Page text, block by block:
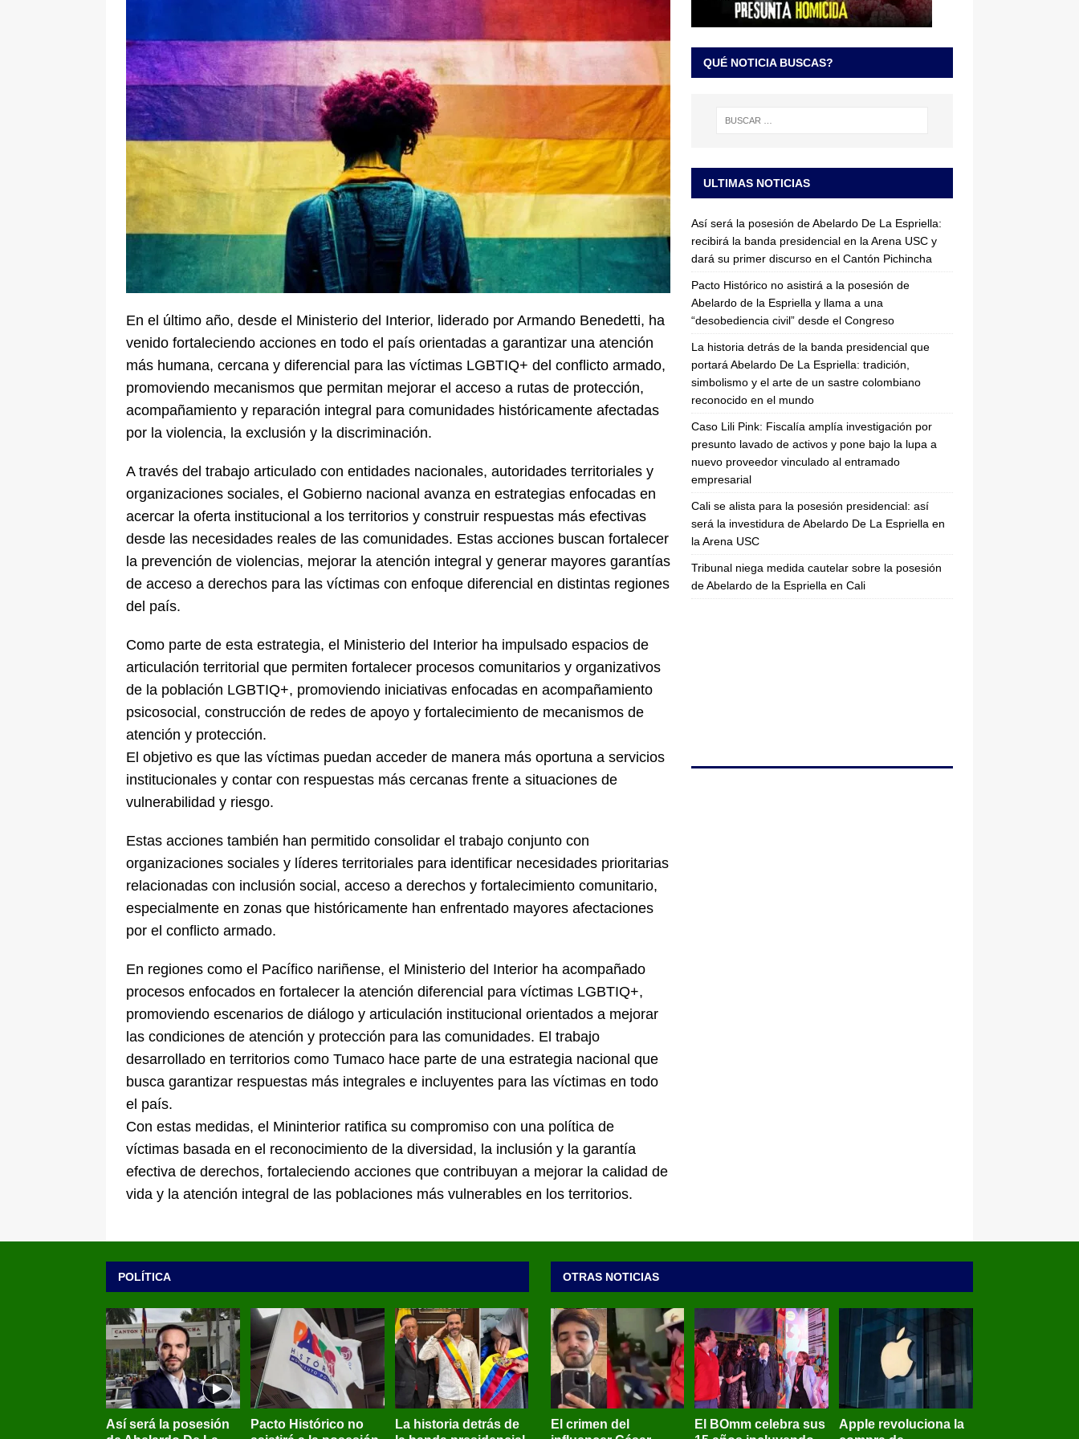
pone bajo la lupa a nuevo proveedor vinculado al entramado empresarial
[ 6 de agosto de 2026 ] Cali se alista para la posesión presidencial: así será la investidura de Abelardo
De La Espriella en la Arena USC LO ÚLTIMO
En el último año, desde el Ministerio del Interior, liderado por Armando Benedetti, ha
venido fortaleciendo acciones en todo el país orientadas a garantizar una atención
más humana, cercana y diferencial para las víctimas LGBTIQ+ del conflicto armado,
promoviendo mecanismos que permitan mejorar el acceso a rutas de protección,
acompañamiento y reparación integral para comunidades históricamente afectadas
por la violencia, la exclusión y la discriminación.
A través del trabajo articulado con entidades nacionales, autoridades territoriales y
organizaciones sociales, el Gobierno nacional avanza en estrategias enfocadas en
acercar la oferta institucional a los territorios y construir respuestas más efectivas
desde las necesidades reales de las comunidades. Estas acciones buscan fortalecer
la prevención de violencias, mejorar la atención integral y generar mayores garantías
de acceso a derechos para las víctimas con enfoque diferencial en distintas regiones
del país.
Como parte de esta estrategia, el Ministerio del Interior ha impulsado espacios de
articulación territorial que permiten fortalecer procesos comunitarios y organizativos
de la población LGBTIQ+, promoviendo iniciativas enfocadas en acompañamiento
psicosocial, construcción de redes de apoyo y fortalecimiento de mecanismos de
atención y protección.
El objetivo es que las víctimas puedan acceder de manera más oportuna a servicios
institucionales y contar con respuestas más cercanas frente a situaciones de
vulnerabilidad y riesgo.
Estas acciones también han permitido consolidar el trabajo conjunto con
organizaciones sociales y líderes territoriales para identificar necesidades prioritarias
relacionadas con inclusión social, acceso a derechos y fortalecimiento comunitario,
especialmente en zonas que históricamente han enfrentado mayores afectaciones
por el conflicto armado.
En regiones como el Pacífico nariñense, el Ministerio del Interior ha acompañado
procesos enfocados en fortalecer la atención diferencial para víctimas LGBTIQ+,
promoviendo escenarios de diálogo y articulación institucional orientados a mejorar
las condiciones de atención y protección para las comunidades. El trabajo
desarrollado en territorios como Tumaco hace parte de una estrategia nacional que
busca garantizar respuestas más integrales e incluyentes para las víctimas en todo
el país.
Con estas medidas, el Mininterior ratifica su compromiso con una política de
víctimas basada en el reconocimiento de la diversidad, la inclusión y la garantía
efectiva de derechos, fortaleciendo acciones que contribuyan a mejorar la calidad de
vida y la atención integral de las poblaciones más vulnerables en los territorios.
QUÉ NOTICIA BUSCAS?
ULTIMAS NOTICIAS
Así será la posesión de Abelardo De La Espriella:
recibirá la banda presidencial en la Arena USC y
dará su primer discurso en el Cantón Pichincha
Pacto Histórico no asistirá a la posesión de
Abelardo de la Espriella y llama a una
“desobediencia civil” desde el Congreso
La historia detrás de la banda presidencial que
portará Abelardo De La Espriella: tradición,
simbolismo y el arte de un sastre colombiano
reconocido en el mundo
Caso Lili Pink: Fiscalía amplía investigación por
presunto lavado de activos y pone bajo la lupa a
nuevo proveedor vinculado al entramado
empresarial
Cali se alista para la posesión presidencial: así
será la investidura de Abelardo De La Espriella en
la Arena USC
Tribunal niega medida cautelar sobre la posesión
de Abelardo de la Espriella en Cali
POLÍTICA
Así será la posesión
Pacto Histórico no
La historia detrás de
OTRAS NOTICIAS
El crimen del
El BOmm celebra sus
Apple revoluciona la